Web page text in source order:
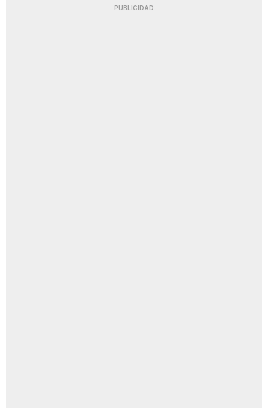
PUBLICIDAD